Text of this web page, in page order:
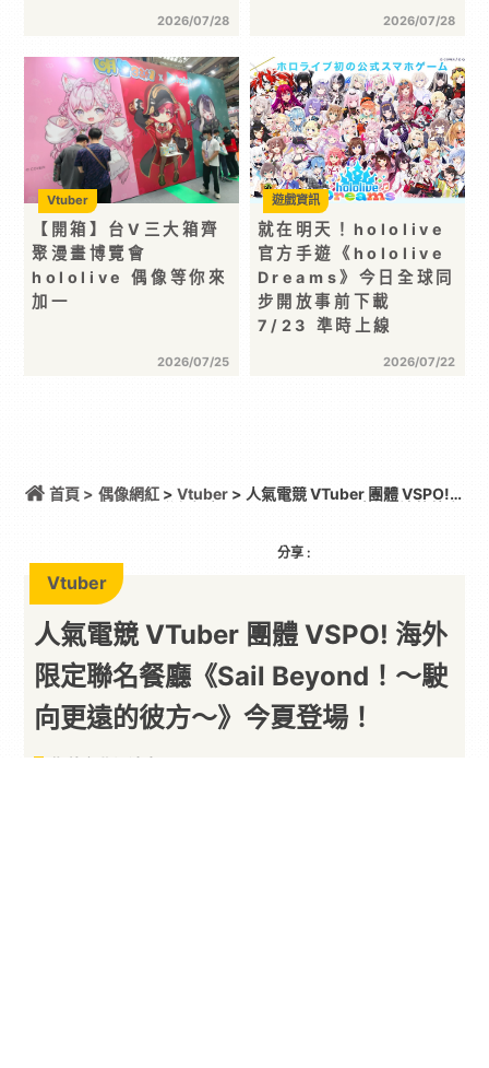
2026/07/28 2026/07/28
【開箱】台V三大箱齊
聚漫畫博覽會
hololive 偶像等你來
加一
2026/07/25
Vtuber
就在明天！hololive
官方手遊《hololive
Dreams》今日全球同
步開放事前下載
7/23 準時上線
2026/07/22
遊戲資訊
首頁 > 偶像網紅> Vtuber> 人氣電競 VTuber 團體 VSPO!
分享 :
Vtuber
人氣電競 VTuber 團體 VSPO! 海外
限定聯名餐廳《Sail Beyond！～駛
向更遠的彼方～》今夏登場！